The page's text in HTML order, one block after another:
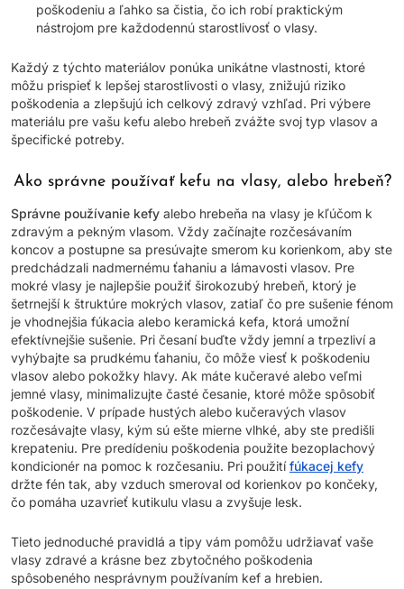
poškodeniu a ľahko sa čistia, čo ich robí praktickým
nástrojom pre každodennú starostlivosť o vlasy.
Každý z týchto materiálov ponúka unikátne vlastnosti, ktoré
môžu prispieť k lepšej starostlivosti o vlasy, znižujú riziko
poškodenia a zlepšujú ich celkový zdravý vzhľad. Pri výbere
materiálu pre vašu kefu alebo hrebeň zvážte svoj typ vlasov a
špecifické potreby.
Ako správne používať kefu na vlasy, alebo hrebeň?
Správne používanie kefy alebo hrebeňa na vlasy je kľúčom k
zdravým a pekným vlasom. Vždy začínajte rozčesávaním
koncov a postupne sa presúvajte smerom ku korienkom, aby ste
predchádzali nadmernému ťahaniu a lámavosti vlasov. Pre
mokré vlasy je najlepšie použiť širokozubý hrebeň, ktorý je
šetrnejší k štruktúre mokrých vlasov, zatiaľ čo pre sušenie fénom
je vhodnejšia fúkacia alebo keramická kefa, ktorá umožní
efektívnejšie sušenie. Pri česaní buďte vždy jemní a trpezliví a
vyhýbajte sa prudkému ťahaniu, čo môže viesť k poškodeniu
vlasov alebo pokožky hlavy. Ak máte kučeravé alebo veľmi
jemné vlasy, minimalizujte časté česanie, ktoré môže spôsobiť
poškodenie. V prípade hustých alebo kučeravých vlasov
rozčesávajte vlasy, kým sú ešte mierne vlhké, aby ste predišli
krepateniu. Pre predídeniu poškodenia použite bezoplachový
kondicionér na pomoc k rozčesaniu. Pri použitífúkacej kefy
držte fén tak, aby vzduch smeroval od korienkov po končeky,
čo pomáha uzavrieť kutikulu vlasu a zvyšuje lesk.
Tieto jednoduché pravidlá a tipy vám pomôžu udržiavať vaše
vlasy zdravé a krásne bez zbytočného poškodenia
spôsobeného nesprávnym používaním kef a hrebien.